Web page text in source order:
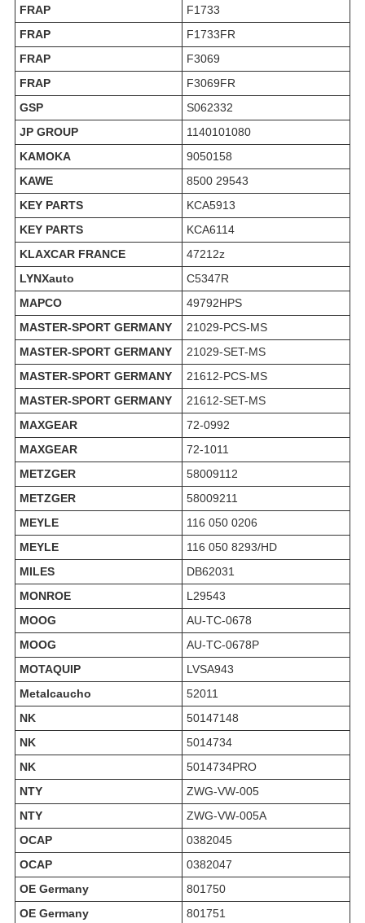
FRAP
F1733
FRAP
F1733FR
FRAP
F3069
FRAP
F3069FR
GSP
S062332
JP GROUP
1140101080
KAMOKA
9050158
KAWE
8500 29543
KEY PARTS
KCA5913
KEY PARTS
KCA6114
KLAXCAR FRANCE
47212z
LYNXauto
C5347R
MAPCO
49792HPS
MASTER-SPORT GERMANY
21029-PCS-MS
MASTER-SPORT GERMANY
21029-SET-MS
MASTER-SPORT GERMANY
21612-PCS-MS
MASTER-SPORT GERMANY
21612-SET-MS
MAXGEAR
72-0992
MAXGEAR
72-1011
METZGER
58009112
METZGER
58009211
MEYLE
116 050 0206
MEYLE
116 050 8293/HD
MILES
DB62031
MONROE
L29543
MOOG
AU-TC-0678
MOOG
AU-TC-0678P
MOTAQUIP
LVSA943
Metalcaucho
52011
NK
50147148
NK
5014734
NK
5014734PRO
NTY
ZWG-VW-005
NTY
ZWG-VW-005A
OCAP
0382045
OCAP
0382047
OE Germany
801750
OE Germany
801751